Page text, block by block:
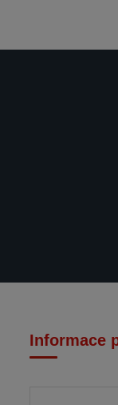
Informace